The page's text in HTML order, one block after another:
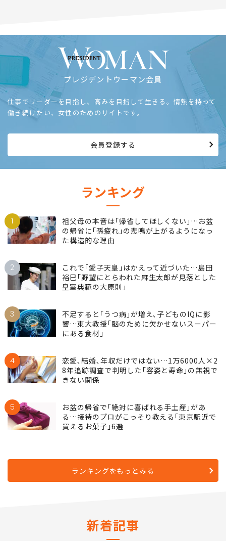
プレジデントウーマン会員
仕事でリーダーを目指し、高みを目指して生きる。情熱を持って
働き続けたい、女性のためのサイトです。
会員登録する
ランキング
1
祖父母の本音は｢帰省してほしくない｣…お盆
の帰省に｢孫疲れ｣の悲鳴が上がるようになっ
た構造的な理由
2
これで｢愛子天皇｣はかえって近づいた…島田
裕巳｢野望にとらわれた麻生太郎が見落とした
皇室典範の大原則｣
3
不足すると｢うつ病｣が増え､子どものIQに影
響…東大教授｢脳のために欠かせないスーパー
にある食材｣
4
恋愛､結婚､年収だけではない…1万6000人×2
8年追跡調査で判明した｢容姿と寿命｣の無視で
きない関係
5
お盆の帰省で｢絶対に喜ばれる手土産｣があ
る…接待のプロがこっそり教える｢東京駅近で
買えるお菓子｣6選
ランキングをもっとみる
新着記事